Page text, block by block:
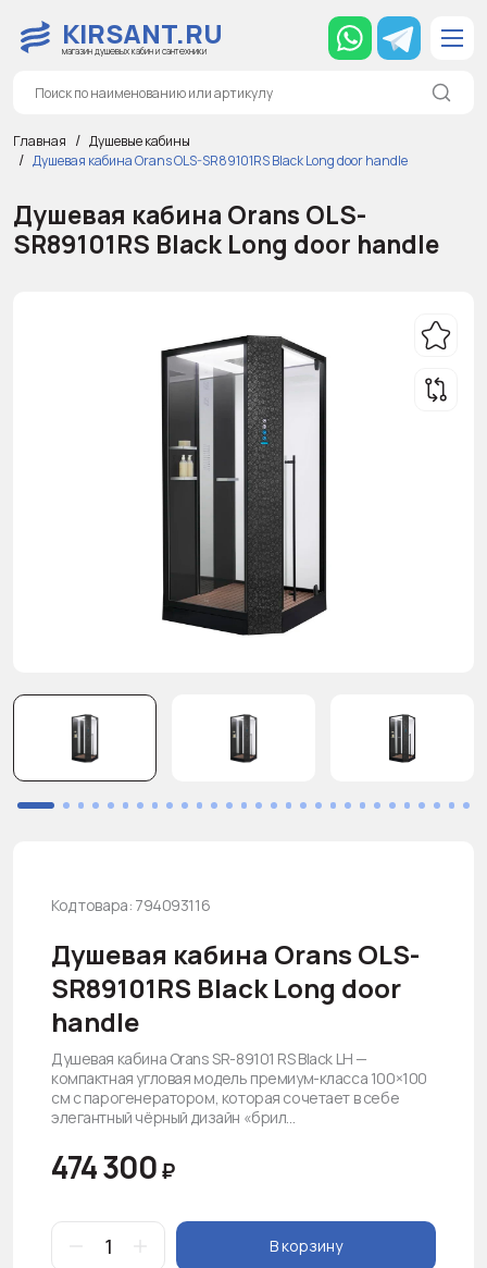
KIRSANT.RU
магазин душевых кабин и сантехники
Главная
Душевые кабины
Душевая кабина Orans OLS-SR89101RS Black Long door handle
Душевая кабина Orans OLS-
SR89101RS Black Long door handle
Код товара: 794093116
Душевая кабина Orans OLS-
SR89101RS Black Long door
handle
Душевая кабина Orans SR-89101 RS Black LH —
компактная угловая модель премиум-класса 100×100
см с парогенератором, которая сочетает в себе
элегантный чёрный дизайн «брил...
474 300₽
В корзину